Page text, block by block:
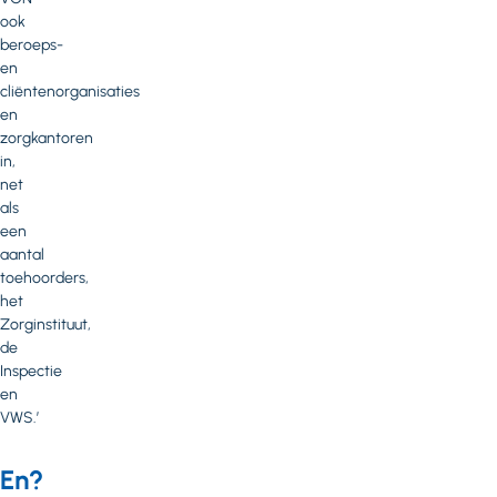
ook
beroeps-
en
cliëntenorganisaties
en
zorgkantoren
in,
net
als
een
aantal
toehoorders,
het
Zorginstituut,
de
Inspectie
en
VWS.’
En?